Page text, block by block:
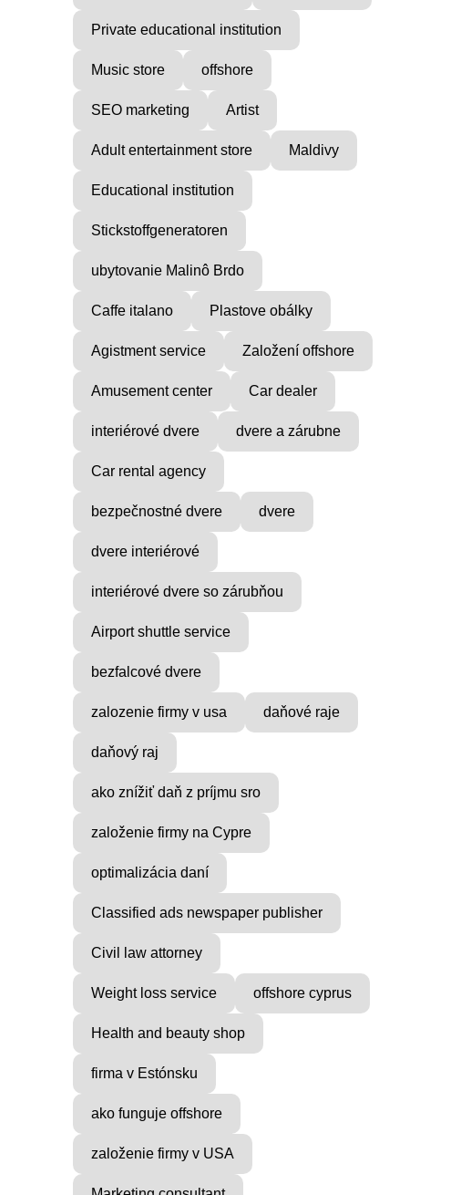
Private educational institution
Music store offshore
SEO marketing Artist
Adult entertainment store Maldivy
Educational institution
Stickstoffgeneratoren
ubytovanie Malinô Brdo
Caffe italano Plastove obálky
Agistment service Založení offshore
Amusement center Car dealer
interiérové dvere dvere a zárubne
Car rental agency
bezpečnostné dvere dvere
dvere interiérové
interiérové dvere so zárubňou
Airport shuttle service
bezfalcové dvere
zalozenie firmy v usa daňové raje
daňový raj
ako znížiť daň z príjmu sro
založenie firmy na Cypre
optimalizácia daní
Classified ads newspaper publisher
Civil law attorney
Weight loss service offshore cyprus
Health and beauty shop
firma v Estónsku
ako funguje offshore
založenie firmy v USA
Find Inner Peace with Raul